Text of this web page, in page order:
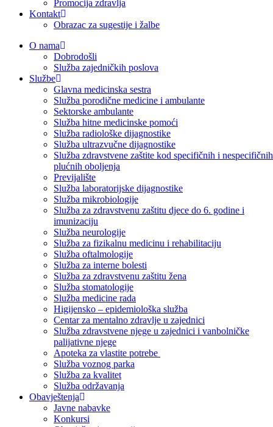
Promocija zdravlja
Kontakt
Obrazac za sugestije i žalbe
O nama
Dobrodošli
Služba zajedničkih poslova
Službe
Glavna medicinska sestra
Služba porodične medicine i ambulante
Sektorske ambulante
Služba hitne medicinske pomoći
Služba radiološke dijagnostike
Služba ultrazvučne dijagnostike
Služba zdravstvene zaštite kod specifičnih i nespecifičnih
plućnih oboljenja
Previjalište
Služba laboratorijske dijagnostike
Služba mikrobiologije
Služba za zdravstvenu zaštitu djece do 6. godine i
imunizaciju
Služba neurologije
Služba za fizikalnu medicinu i rehabilitaciju
Služba oftalmologije
Služba za interne bolesti
Služba za zdravstvenu zaštitu žena
Služba stomatologije
Služba medicine rada
Higijensko – epidemiološka služba
Centar za mentalno zdravlje u zajednici
Služba zdravstvene njege u zajednici i vanbolničke
palijativne njege
Apoteka za vlastite potrebe
Služba voznog parka
Služba za kvalitet
Služba održavanja
Obavještenja
Javne nabavke
Konkursi